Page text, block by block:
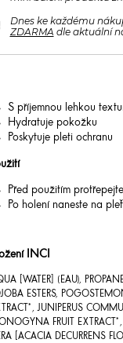
Dnes ke každému
ZDARMA dle aktuální
S příjemnou lehkou
Hydratuje pokožku
Poskytuje pleti ochranu
Před použitím
Po holení naneste na
INCI
[WATER] (EAU),
ESTERS,
JUNIPERUS
FRUIT EXTRACT*,
[ACACIA DECURRENS